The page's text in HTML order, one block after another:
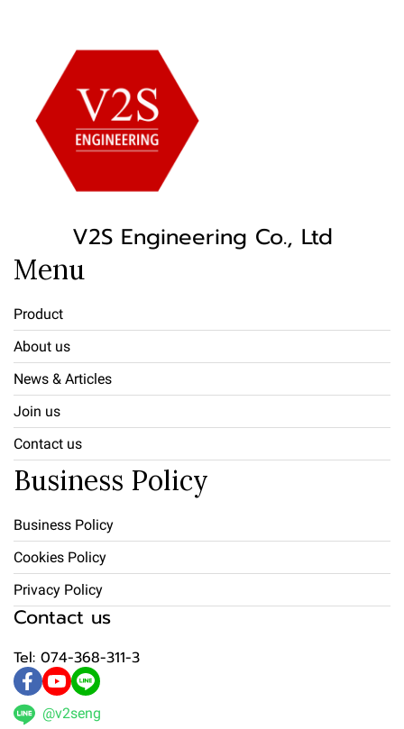
V2S Engineering Co., Ltd
Menu
Product
About us
News & Articles
Join us
Contact us
Business Policy
Business Policy
Cookies Policy
Privacy Policy
Contact us
Tel: 074-368-311-3
@v2seng